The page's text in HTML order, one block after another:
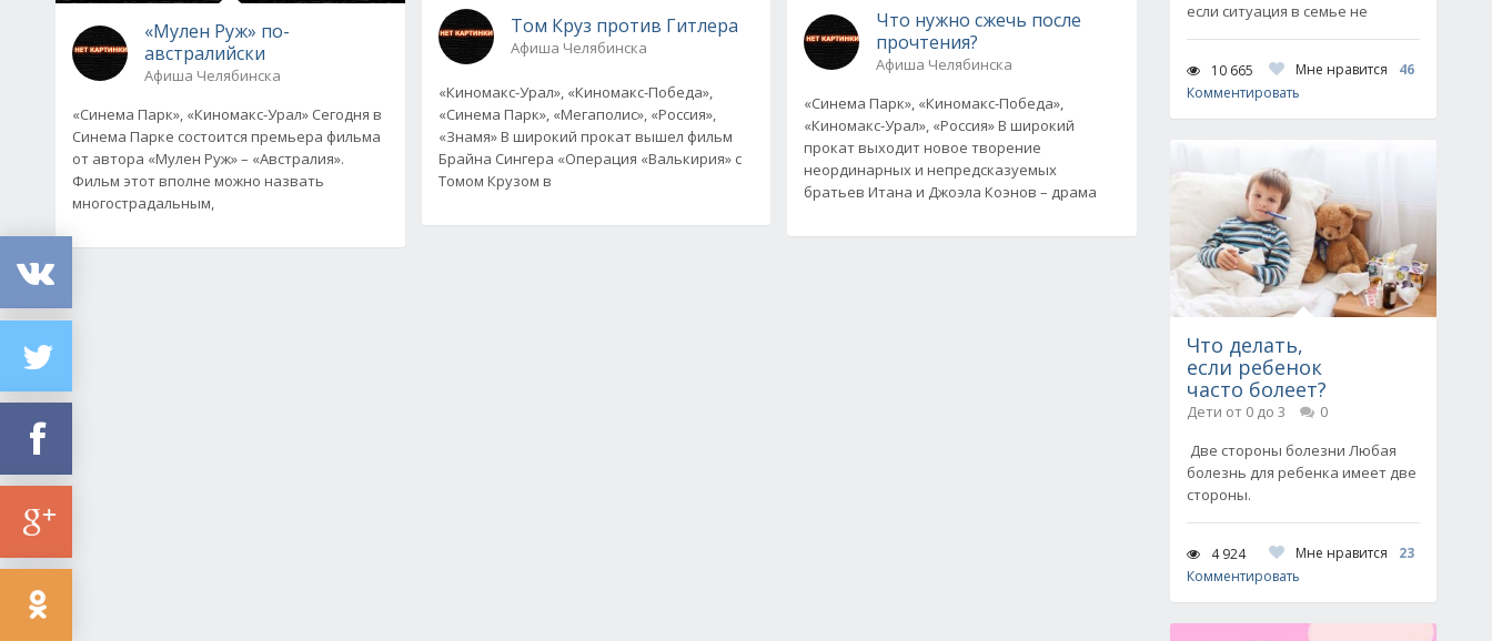
«Мулен Руж» по-
австралийски
Афиша Челябинска
«Синема Парк», «Киномакс-Урал» Сегодня в
Синема Парке состоится премьера фильма
от автора «Мулен Руж» – «Австралия».
Фильм этот вполне можно назвать
многострадальным,
Том Круз против Гитлера
Афиша Челябинска
«Киномакс-Урал», «Киномакс-Победа»,
«Синема Парк», «Мегаполис», «Россия»,
«Знамя» В широкий прокат вышел фильм
Брайна Сингера «Операция «Валькирия» с
Томом Крузом в
Что нужно сжечь после
прочтения?
Афиша Челябинска
«Синема Парк», «Киномакс-Победа»,
«Киномакс-Урал», «Россия» В широкий
прокат выходит новое творение
неординарных и непредсказуемых
братьев Итана и Джоэла Коэнов – драма
если ситуация в семье не
10 665 Мне нравится
46
Комментировать
Что делать,
если ребенок
часто болеет?
Дети от 0 до 3
0
Две стороны болезни Любая
болезнь для ребенка имеет две
стороны.
4 924 Мне нравится
23
Комментировать